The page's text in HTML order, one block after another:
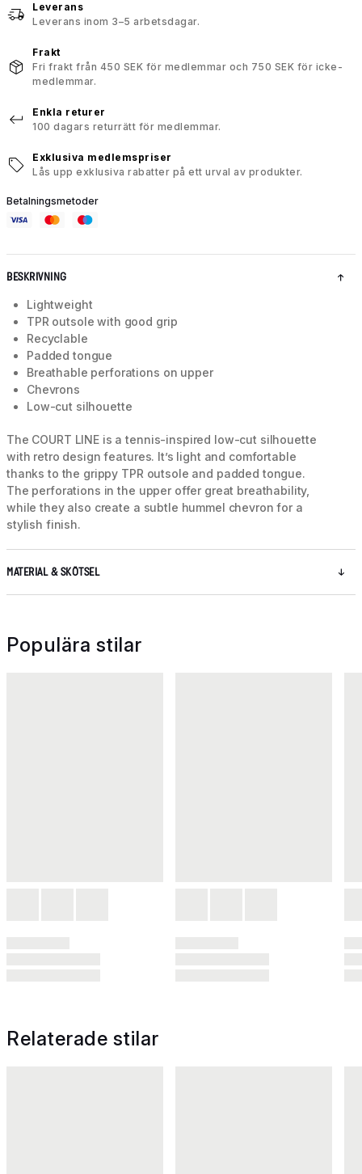
Leverans
Leverans inom 3–5 arbetsdagar.
Frakt
Fri frakt från 450 SEK för medlemmar och 750 SEK för icke-
medlemmar.
Enkla returer
100 dagars returrätt för medlemmar.
Exklusiva medlemspriser
Lås upp exklusiva rabatter på ett urval av produkter.
Betalningsmetoder
BESKRIVNING
Lightweight
TPR outsole with good grip
Recyclable
Padded tongue
Breathable perforations on upper
Chevrons
Low-cut silhouette
The COURT LINE is a tennis-inspired low-cut silhouette
with retro design features. It’s light and comfortable
thanks to the grippy TPR outsole and padded tongue.
The perforations in the upper offer great breathability,
while they also create a subtle hummel chevron for a
stylish finish.
MATERIAL & SKÖTSEL
Populära stilar
Relaterade stilar